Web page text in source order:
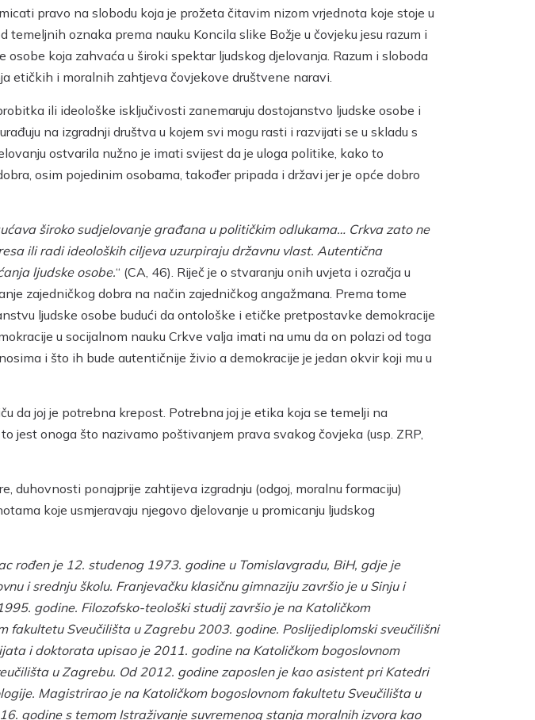
pravo na slobodu koja je prožeta čitavim nizom vrjednota koje stoje u
oznaka prema nauku Koncila slike Božje u čovjeku jesu razum i
koja zahvaća u široki spektar ljudskog djelovanja. Razum i sloboda
etičkih i moralnih zahtjeva čovjekove društvene naravi.
ili ideološke isključivosti zanemaruju dostojanstvo ljudske osobe i
na izgradnji društva u kojem svi mogu rasti i razvijati se u skladu s
ostvarila nužno je imati svijest da je uloga politike, kako to
osim pojedinim osobama, također pripada i državi jer je opće dobro
široko sudjelovanje građana u političkim odlukama… Crkva zato ne
ili radi ideoloških ciljeva uzurpiraju državnu vlast. Autentična
ljudske osobe.“ (CA, 46). Riječ je o stvaranju onih uvjeta i ozračja u
zajedničkog dobra na način zajedničkog angažmana. Prema tome
ljudske osobe budući da ontološke i etičke pretpostavke demokracije
u socijalnom nauku Crkve valja imati na umu da on polazi od toga
i što ih bude autentičnije živio a demokracije je jedan okvir koji mu u
da joj je potrebna krepost. Potrebna joj je etika koja se temelji na
jest onoga što nazivamo poštivanjem prava svakog čovjeka (usp. ZRP,
duhovnosti ponajprije zahtijeva izgradnju (odgoj, moralnu formaciju)
koje usmjeravaju njegovo djelovanje u promicanju ljudskog
rođen je 12. studenog 1973. godine u Tomislavgradu, BiH, gdje je
i srednju školu. Franjevačku klasičnu gimnaziju završio je u Sinju i
godine. Filozofsko-teološki studij završio je na Katoličkom
fakultetu Sveučilišta u Zagrebu 2003. godine. Poslijediplomski sveučilišni
i doktorata upisao je 2011. godine na Katoličkom bogoslovnom
u Zagrebu. Od 2012. godine zaposlen je kao asistent pri Katedri
Magistrirao je na Katoličkom bogoslovnom fakultetu Sveučilišta u
godine s temom Istraživanje suvremenog stanja moralnih izvora kao